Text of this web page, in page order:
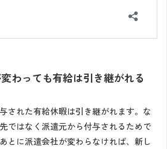
わっても有給は引き継がれる
された有給休暇は引き継がれます。な
ではなく派遣元から付与されるためで
とに派遣会社が変わらなければ、新し